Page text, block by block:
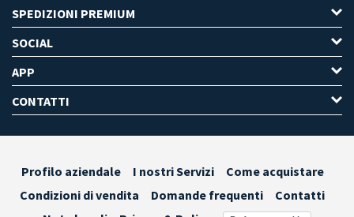
SPEDIZIONI PREMIUM
SOCIAL
APP
CONTATTI
Profilo aziendale I nostri Servizi
Come acquistare
Condizioni di vendita
Domande frequenti
Contatti